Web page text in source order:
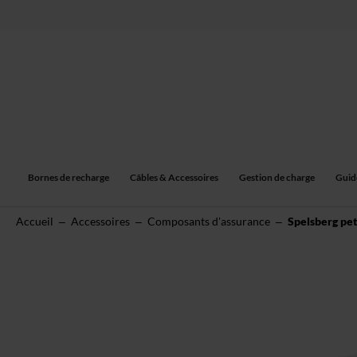
Bornes de recharge Câbles & Accessoires Gestion de charge
Accueil Accessoires Composants d'assurance Spelsberg